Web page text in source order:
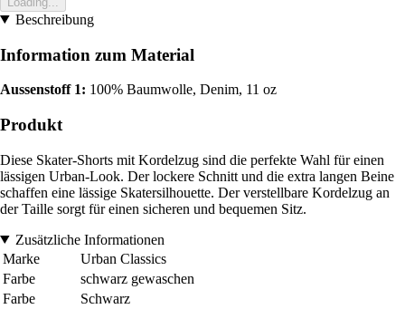
Beschreibung
Information zum Material
Aussenstoff 1: 100% Baumwolle, Denim, 11 oz
Produkt
Diese Skater-Shorts mit Kordelzug sind die perfekte Wahl für einen
lässigen Urban-Look. Der lockere Schnitt und die extra langen Beine
schaffen eine lässige Skatersilhouette. Der verstellbare Kordelzug an
der Taille sorgt für einen sicheren und bequemen Sitz.
Zusätzliche Informationen
Marke
Urban Classics
Farbe
schwarz gewaschen
Farbe
Schwarz